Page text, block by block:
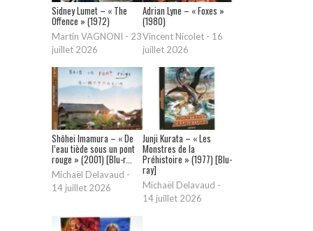
Sidney Lumet – « The
Offence » (1972)
Martin VAGNONI - 23
juillet 2026
Adrian Lyne – « Foxes »
(1980)
Vincent Nicolet - 16
juillet 2026
Shōhei Imamura – « De
l’eau tiède sous un pont
rouge » (2001) [Blu-r...
Michaël Delavaud -
14 juillet 2026
Junji Kurata – « Les
Monstres de la
Préhistoire » (1977) [Blu-
ray]
Michaël Delavaud -
14 juillet 2026